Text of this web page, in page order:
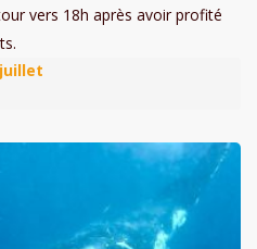
vers 18h après avoir profité